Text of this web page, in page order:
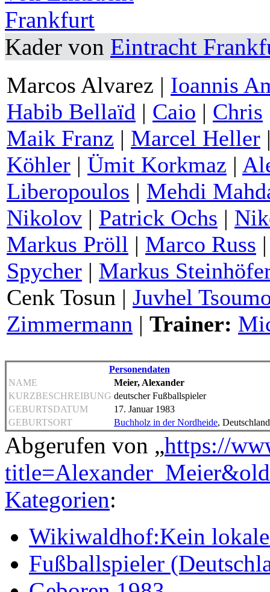
Kader von Eintracht
Marcos Alvarez | Ioannis
Habib Bellaïd | Caio | Chris
Maik Franz | Marcel Heller
Köhler | Ümit Korkmaz |
Liberopoulos | Mehdi
Nikolov | Patrick Ochs |
Markus Pröll | Marco Russ
Spycher | Markus
Cenk Tosun | Juvhel
Zimmermann | Trainer:
Personendaten
NAME
Meier, Alexander
KURZBESCHREIBUNG deutscher Fußballspieler
GEBURTSDATUM
17. Januar 1983
GEBURTSORT
Buchholz in der Nordheide, Deutschland
Abgerufen von „https://
Kategorien:
Wikiwaldhof:Kein
Fußballspieler